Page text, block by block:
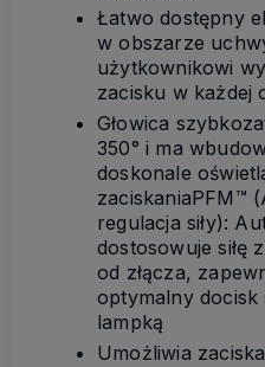
Łatwo dostępny
w obszarze
użytkownikowi
zacisku w każdej
Głowica
350° i ma
doskonale
zaciskaniaPFM™
regulacja siły):
dostosowuje siłę
od złącza,
optymalny docisk
lampką
Umożliwia